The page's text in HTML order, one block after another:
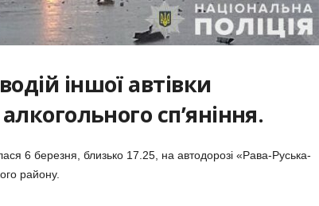
іншої автівки
сп’яніння.
6 березня, близько 17.25, на автодорозі «Рава-Руська-
району.